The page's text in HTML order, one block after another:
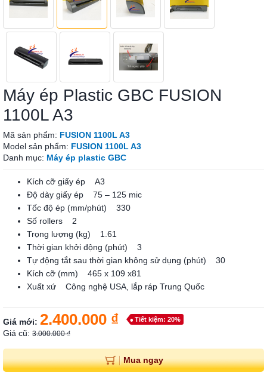
Máy ép Plastic GBC FUSION
1100L A3
Mã sản phẩm: FUSION 1100L A3
Model sản phẩm: FUSION 1100L A3
Danh mục: Máy ép plastic GBC
Kích cỡ giấy ép A3
Độ dày giấy ép 75 – 125 mic
Tốc độ ép (mm/phút) 330
Số rollers 2
Trọng lượng (kg) 1.61
Thời gian khởi động (phút) 3
Tự động tắt sau thời gian không sử dụng (phút) 30
Kích cỡ (mm) 465 x 109 x81
Xuất xứ Công nghệ USA, lắp ráp Trung Quốc
Giá mới: 2.400.000 ₫ Tiết kiệm: 20%
Giá cũ: 3.000.000 ₫
Mua ngay